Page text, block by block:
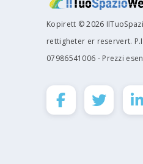
Kopirett © 2026
rettigheter er reservert.
07986541006 - Prezzi